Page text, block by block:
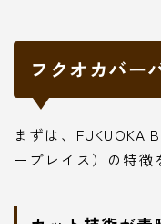
フクオカバー
まずは、FUKUOKA
ープレイス）の特徴